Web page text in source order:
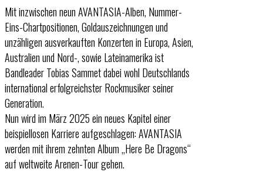
Mit inzwischen neun AVANTASIA-Alben, Nummer-
Eins-Chartpositionen, Goldauszeichnungen und
unzähligen ausverkauften Konzerten in Europa, Asien,
Australien und Nord-, sowie Lateinamerika ist
Bandleader Tobias Sammet dabei wohl Deutschlands
international erfolgreichster Rockmusiker seiner
Generation.
Nun wird im März 2025 ein neues Kapitel einer
beispiellosen Karriere aufgeschlagen: AVANTASIA
werden mit ihrem zehnten Album „Here Be Dragons“
auf weltweite Arenen-Tour gehen.